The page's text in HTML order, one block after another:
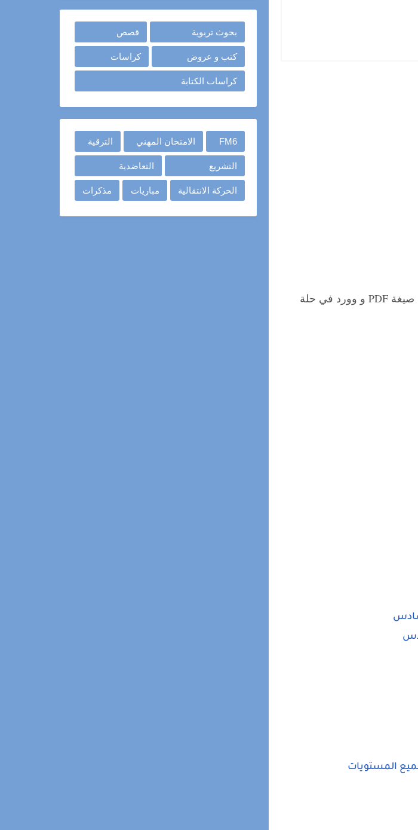
نماذج فروض رقم 1 في اللغة العربية للمستوى السادس ابتدائي على صيغة PDF و وورد في حلة
بحوث تربوية قصص
كتب و عروض كراسات
كراسات الكتابة
FM6 الامتحان المهني الترقية
التشريع التعاضدية
الحركة الانتقالية مباريات مذكرات